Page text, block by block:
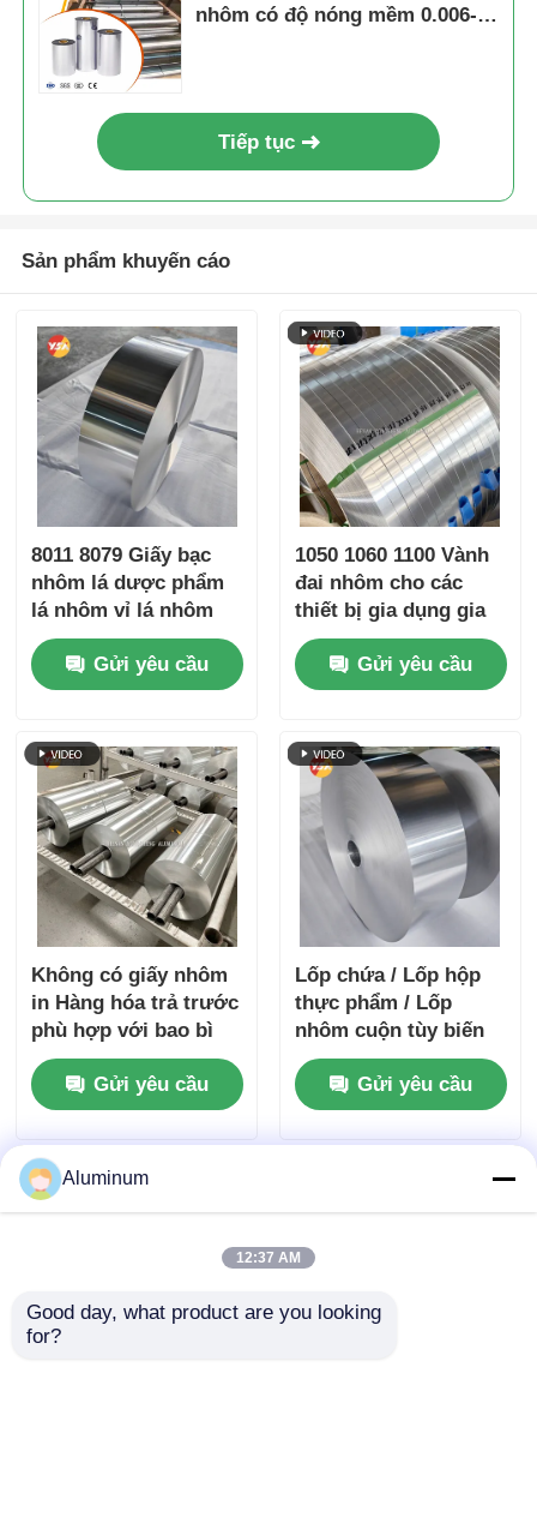
nhôm có độ nóng mềm 0.006-
Tiếp tục
Sản phẩm khuyến cáo
8011 8079 Giấy bạc
nhôm lá dược phẩm
lá nhôm vỉ lá nhôm
dyne cao dễ bóc
chống trẻ em lá bạc
vàng dập nổi bảo
tế lá chắn
Gửi yêu cầu
1050 1060 1100 Vành
đai nhôm cho các
thiết bị gia dụng gia
đình Thiết bị thể thao
Gửi yêu cầu
Không có giấy nhôm
in Hàng hóa trả trước
phù hợp với bao bì
cách nhiệt nấu ăn và
các ứng dụng công
nghiệp đảm bảo rào
cản vượt trội
Gửi yêu cầu
Lốp chứa / Lốp hộp
thực phẩm / Lốp
nhôm cuộn tùy biến
ốc hợp kim 3003 &
8011 ốp bao bì thực
phẩm ốc chống ẩm &
chống nhiệt
Gửi yêu cầu
Aluminum
12:37 AM
Good day, what product are you looking
for?